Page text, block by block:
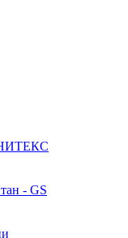
- GS